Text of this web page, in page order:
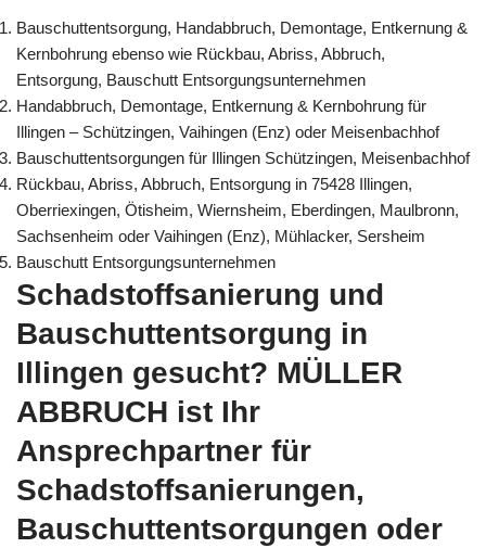
Bauschuttentsorgung, Handabbruch, Demontage, Entkernung &
Kernbohrung ebenso wie Rückbau, Abriss, Abbruch,
Entsorgung, Bauschutt Entsorgungsunternehmen
Handabbruch, Demontage, Entkernung & Kernbohrung für
Illingen – Schützingen, Vaihingen (Enz) oder Meisenbachhof
Bauschuttentsorgungen für Illingen Schützingen, Meisenbachhof
Rückbau, Abriss, Abbruch, Entsorgung in 75428 Illingen,
Oberriexingen, Ötisheim, Wiernsheim, Eberdingen, Maulbronn,
Sachsenheim oder Vaihingen (Enz), Mühlacker, Sersheim
Bauschutt Entsorgungsunternehmen
Schadstoffsanierung und
Bauschuttentsorgung in
Illingen gesucht? MÜLLER
ABBRUCH ist Ihr
Ansprechpartner für
Schadstoffsanierungen,
Bauschuttentsorgungen oder